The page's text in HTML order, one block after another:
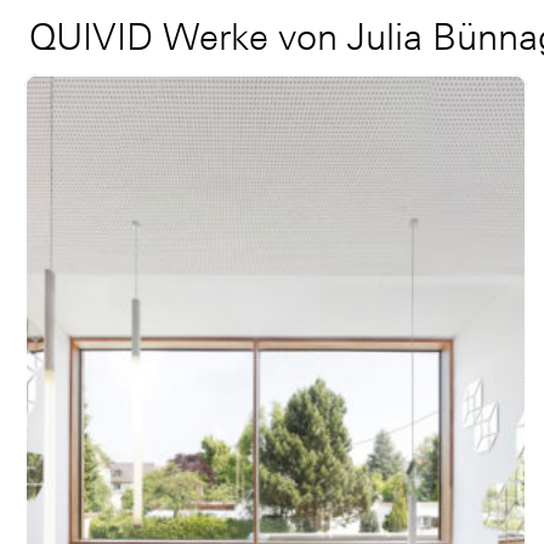
QUIVID Werke von Julia